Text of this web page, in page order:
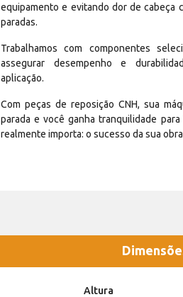
equipamento e evitando dor de cabeça
paradas.
Trabalhamos com componentes
assegurar desempenho e
aplicação.
Com peças de reposição CNH, sua
parada e você ganha tranquilidade
realmente importa: o sucesso da sua
Altura